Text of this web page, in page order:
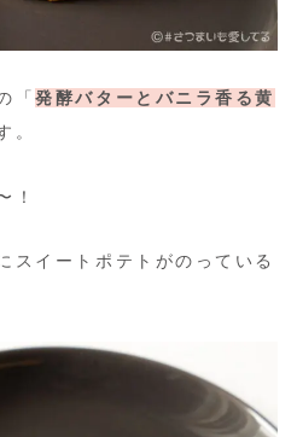
「発酵バターとバニラ香る黄
。
！
スイートポテトがのっている